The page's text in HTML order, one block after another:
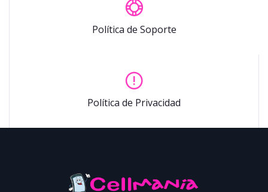
Política de Soporte
Política de Privacidad